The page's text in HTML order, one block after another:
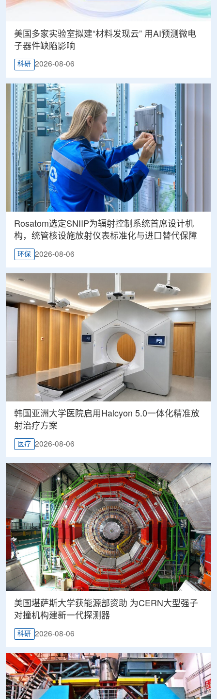
美国多家实验室拟建“材料发现云” 用AI预测微电
子器件缺陷影响
科研 2026-08-06
Rosatom选定SNIIP为辐射控制系统首席设计机
构，统管核设施放射仪表标准化与进口替代保障
环保 2026-08-06
韩国亚洲大学医院启用Halcyon 5.0一体化精准放
射治疗方案
医疗 2026-08-06
美国堪萨斯大学获能源部资助 为CERN大型强子
对撞机构建新一代探测器
科研 2026-08-06